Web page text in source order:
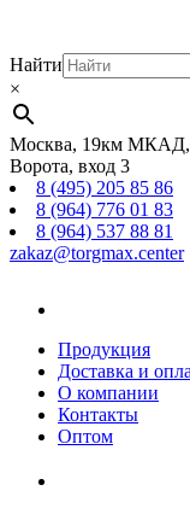
Найти
×
Москва, 19км МКАД,
Ворота, вход 3
8 (495) 205 85 86
8 (964) 776 01 83
8 (964) 537 88 81
zakaz@torgmax.center
Продукция
Доставка и
О компании
Контакты
Оптом